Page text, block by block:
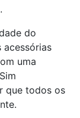
do
acessórias
uma
que todos os